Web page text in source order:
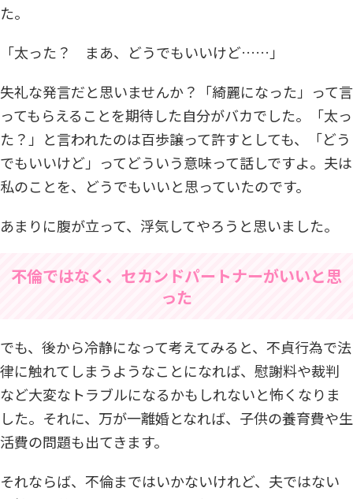
た。
「太った？ まあ、どうでもいいけど……」
失礼な発言だと思いませんか？「綺麗になった」って言
ってもらえることを期待した自分がバカでした。「太っ
た？」と言われたのは百歩譲って許すとしても、「どう
でもいいけど」ってどういう意味って話しですよ。夫は
私のことを、どうでもいいと思っていたのです。
あまりに腹が立って、浮気してやろうと思いました。
不倫ではなく、セカンドパートナーがいいと思
った
でも、後から冷静になって考えてみると、不貞行為で法
律に触れてしまうようなことになれば、慰謝料や裁判
など大変なトラブルになるかもしれないと怖くなりま
した。それに、万が一離婚となれば、子供の養育費や生
活費の問題も出てきます。
それならば、不倫まではいかないけれど、夫ではない